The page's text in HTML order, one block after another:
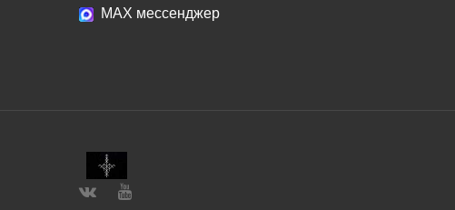
МАХ мессенджер